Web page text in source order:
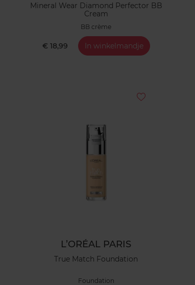
Mineral Wear Diamond Perfector BB
Cream
BB crème
€ 18,99 In winkelmandje
L’ORÉAL PARIS
True Match Foundation
Foundation